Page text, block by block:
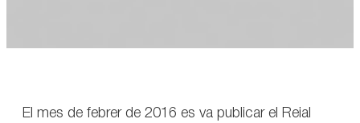
El mes de febrer de 2016 es va publicar el Reial